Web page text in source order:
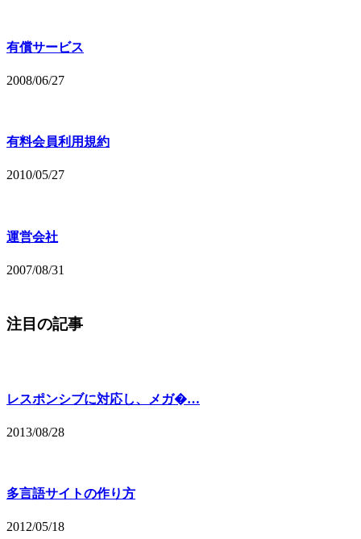
有償サービス
2008/06/27
有料会員利用規約
2010/05/27
運営会社
2007/08/31
注目の記事
レスポンシブに対応し、メガ�…
2013/08/28
多言語サイトの作り方
2012/05/18